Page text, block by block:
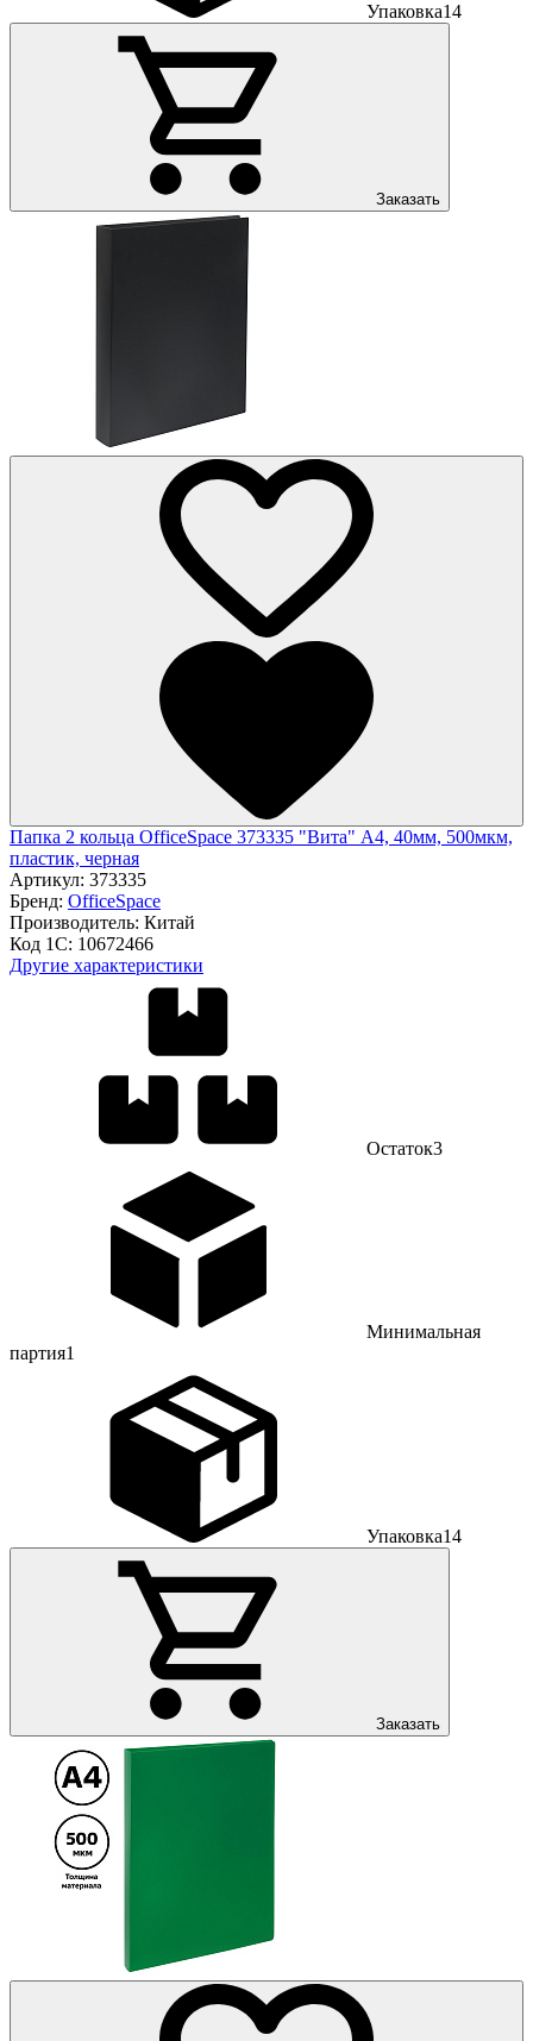
Упаковка14
Заказать
Папка 2 кольца OfficeSpace 373335 "Вита" А4, 40мм, 500мкм,
пластик, черная
Артикул: 373335
Бренд: OfficeSpace
Производитель: Китай
Код 1С: 10672466
Другие характеристики
Остаток3
Минимальная
партия1
Упаковка14
Заказать